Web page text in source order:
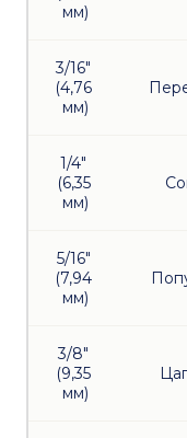
мм)
3/16"
(4,76
мм)
1/4"
(6,35
мм)
5/16"
(7,94
мм)
3/8"
(9,35
мм)